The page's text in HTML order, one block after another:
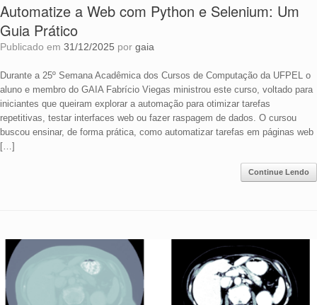
Automatize a Web com Python e Selenium: Um
Guia Prático
Publicado em 31/12/2025 por gaia
Durante a 25º Semana Acadêmica dos Cursos de Computação da UFPEL o
aluno e membro do GAIA Fabrício Viegas ministrou este curso, voltado para
iniciantes que queiram explorar a automação para otimizar tarefas
repetitivas, testar interfaces web ou fazer raspagem de dados. O cursou
buscou ensinar, de forma prática, como automatizar tarefas em páginas web
[…]
Continue Lendo